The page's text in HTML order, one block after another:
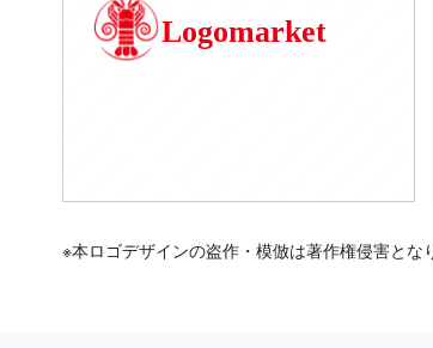
Logomarket
※本ロゴデザインの盗作・模倣は著作権侵害とな